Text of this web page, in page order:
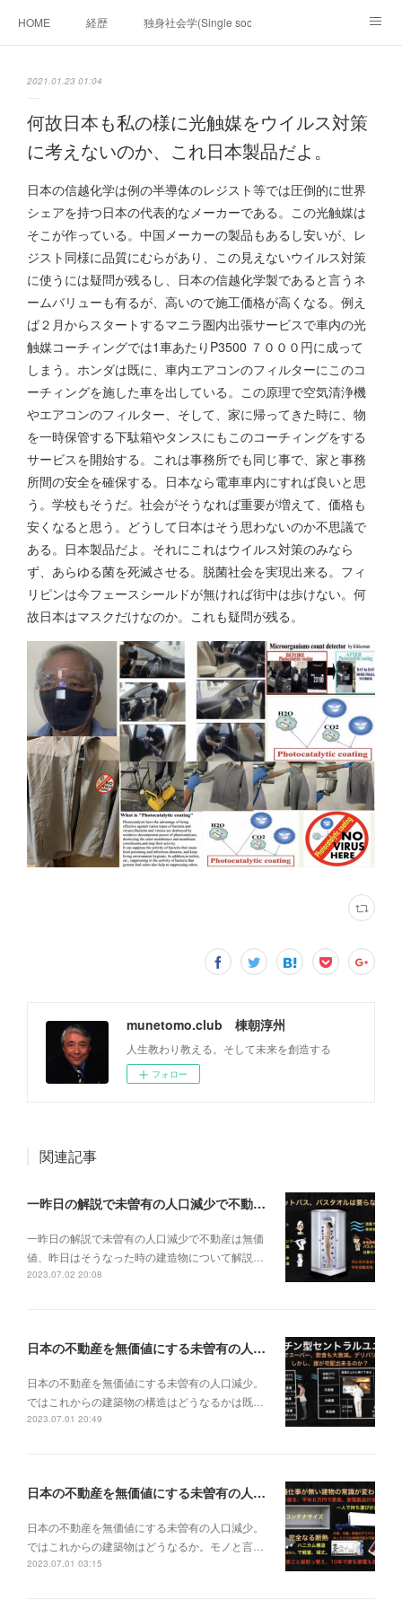
HOME 経歴 独身社会学(Single sociology)と高齢化社会学
移動出来て、工場で作る建物。未来２１００研究所
「心神の夢想２０２０」 フィリピンマンションは買うべきでは無い理由は全
海外生活の掟
フィリピンの問題点 フィリピンの歴史
フィリピン経済談義 ファッションを考える 漫画
未来２１００研究所他のアイデアマニラ男の手料理 総集編
https://globalclub.amebaownd.com/
2021.01.23 01:04
何故日本も私の様に光触媒をウイルス対策
に考えないのか、これ日本製品だよ。
日本の信越化学は例の半導体のレジスト等では圧倒的に世界
シェアを持つ日本の代表的なメーカーである。この光触媒は
そこが作っている。中国メーカーの製品もあるし安いが、レ
ジスト同様に品質にむらがあり、この見えないウイルス対策
に使うには疑問が残るし、日本の信越化学製であると言うネ
ームバリューも有るが、高いので施工価格が高くなる。例え
ば２月からスタートするマニラ圏内出張サービスで車内の光
触媒コーチィングでは1車あたりP3500 ７０００円に成って
しまう。ホンダは既に、車内エアコンのフィルターにこのコ
ーチィングを施した車を出している。この原理で空気清浄機
やエアコンのフィルター、そして、家に帰ってきた時に、物
を一時保管する下駄箱やタンスにもこのコーチィングをする
サービスを開始する。これは事務所でも同じ事で、家と事務
所間の安全を確保する。日本なら電車車内にすれば良いと思
う。学校もそうだ。社会がそうなれば重要が増えて、価格も
安くなると思う。どうして日本はそう思わないのか不思議で
ある。日本製品だよ。それにこれはウイルス対策のみなら
ず、あらゆる菌を死滅させる。脱菌社会を実現出来る。フィ
リピンは今フェースシールドが無ければ街中は歩けない。何
故日本はマスクだけなのか。これも疑問が残る。
munetomo.club 棟朝淳州
人生教わり教える。そして未来を創造する
フォロー
関連記事
一昨日の解説で未曽有の人口減少で不動産は無価値、昨日はそうなった時の建造物について解説、今日からはその設備について解説をして行く。
一昨日の解説で未曽有の人口減少で不動産は無価
値、昨日はそうなった時の建造物について解説…
2023.07.02 20:08
日本の不動産を無価値にする未曽有の人口減少。ではこれからの建築物の構造はどうなるかは既に解説した。今はその内部の内容。その1
日本の不動産を無価値にする未曽有の人口減少。
ではこれからの建築物の構造はどうなるかは既…
2023.07.01 20:49
日本の不動産を無価値にする未曽有の人口減少。ではこれからの建築物はどうなるか。
日本の不動産を無価値にする未曽有の人口減少。
ではこれからの建築物はどうなるか。モノと言…
2023.07.01 03:15